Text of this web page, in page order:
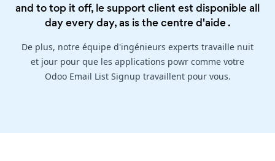
and to top it off, le support client est disponible all
day every day, as is thecentre d'aide.
De plus, notre équipe d'ingénieurs experts travaille nuit
et jour pour que les applications powr comme votre
Odoo Email List Signup travaillent pour vous.